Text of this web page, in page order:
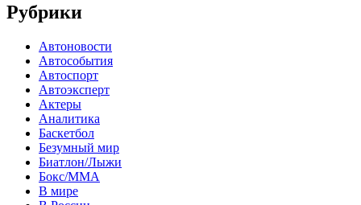
Рубрики
Автоновости
Автособытия
Автоспорт
Автоэксперт
Актеры
Аналитика
Баскетбол
Безумный мир
Биатлон/Лыжи
Бокс/MMA
В мире